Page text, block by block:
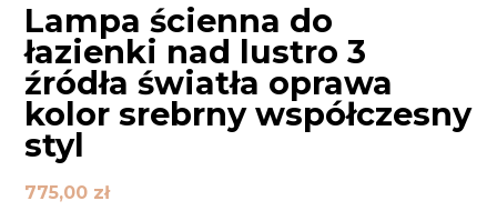
Lampa ścienna do
łazienki nad lustro 3
źródła światła oprawa
kolor srebrny współczesny
styl
775,00 zł